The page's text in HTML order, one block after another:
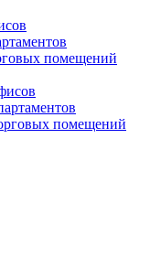
помещений
помещений